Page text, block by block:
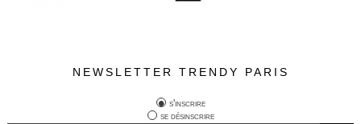
NEWSLETTER TRENDY PARIS
s'inscrire
se désinscrire